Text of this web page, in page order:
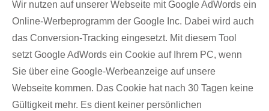
Wir nutzen auf unserer Webseite mit Google AdWords ein
Online-Werbeprogramm der Google Inc. Dabei wird auch
das Conversion-Tracking eingesetzt. Mit diesem Tool
setzt Google AdWords ein Cookie auf Ihrem PC, wenn
Sie über eine Google-Werbeanzeige auf unsere
Webseite kommen. Das Cookie hat nach 30 Tagen keine
Gültigkeit mehr. Es dient keiner persönlichen